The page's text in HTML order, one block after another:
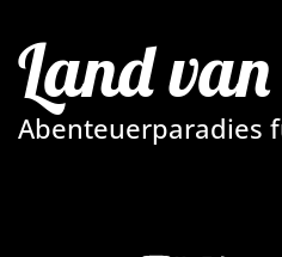
Land
Abenteuerparadies